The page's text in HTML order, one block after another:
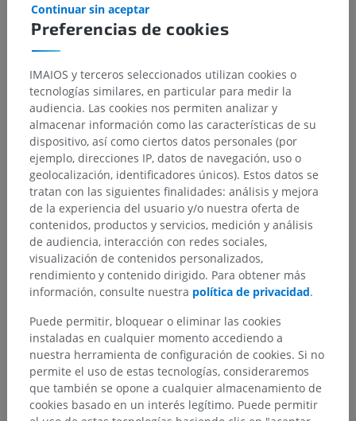
Anatomía humana 2
Anatomía humana 1
Anatomía sistémica> Sistema linfático>
Organos linfáticos primarios
Estructuras subyacentes:
Médula ósea
Timo
Traducciones
¿Ha detectado un error?
No dude en sugerir una corrección, traducción o
mejora de contenido.
Preferencias de cookies
Continuar sin aceptar
IMAIOS y terceros seleccionados utilizan cookies o
tecnologías similares, en particular para medir la
audiencia. Las cookies nos permiten analizar y
almacenar información como las características de su
dispositivo, así como ciertos datos personales (por
ejemplo, direcciones IP, datos de navegación, uso o
geolocalización, identificadores únicos). Estos datos se
tratan con las siguientes finalidades: análisis y mejora
de la experiencia del usuario y/o nuestra oferta de
contenidos, productos y servicios, medición y análisis
de audiencia, interacción con redes sociales,
visualización de contenidos personalizados,
rendimiento y contenido dirigido. Para obtener más
información, consulte nuestra política de privacidad.
Puede permitir, bloquear o eliminar las cookies
instaladas en cualquier momento accediendo a
nuestra herramienta de configuración de cookies. Si no
permite el uso de estas tecnologías, consideraremos
que también se opone a cualquier almacenamiento de
cookies basado en un interés legítimo. Puede permitir